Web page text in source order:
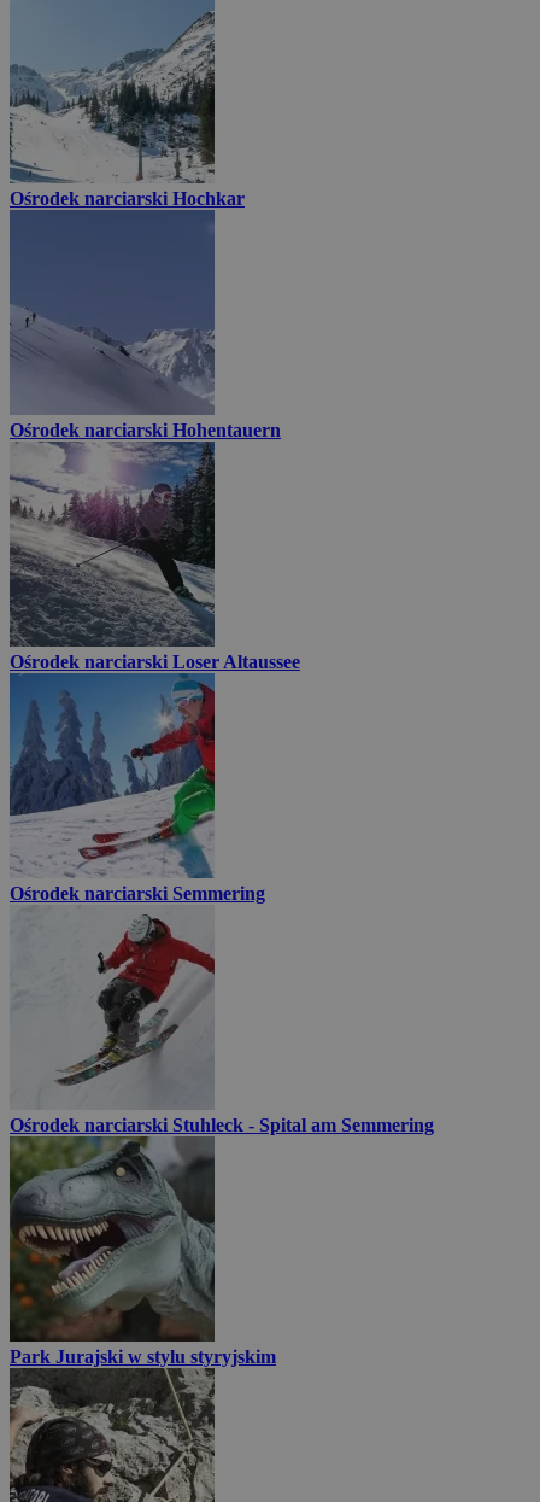
Ośrodek narciarski Hochkar
Ośrodek narciarski Hohentauern
Ośrodek narciarski Loser Altaussee
Ośrodek narciarski Semmering
Ośrodek narciarski Stuhleck - Spital am Semmering
Park Jurajski w stylu styryjskim